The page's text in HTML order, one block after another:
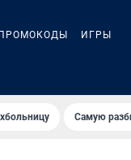
ПРОМОКОДЫ ИГРЫ
Самую